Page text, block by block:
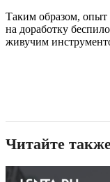
Таким образом,
на доработку
живучим
Читайте